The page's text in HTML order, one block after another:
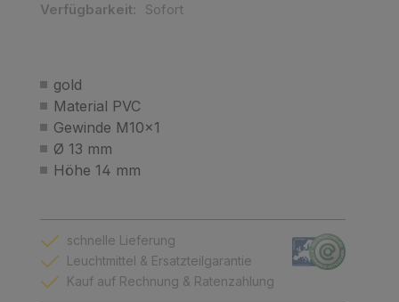
gold
Material PVC
Gewinde M10x1
Ø 13 mm
Höhe 14 mm
Verfügbarkeit:
Sofort
schnelle Lieferung
Leuchtmittel & Ersatzteilgarantie
Kauf auf Rechnung & Ratenzahlung